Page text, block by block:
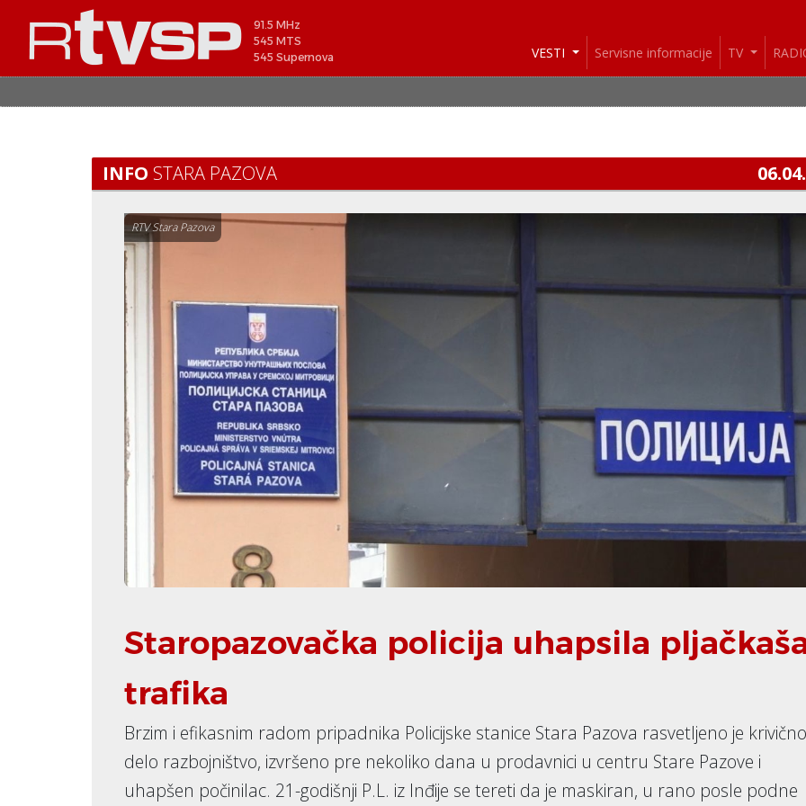
91.5 MHz
545 MTS
545 Supernova
VESTI Servisne informacije TV
INFO STARA PAZOVA
RTV Stara Pazova
Staropazovačka policija uhapsila
trafika
Brzim i efikasnim radom pripadnika Policijske stanice Stara Pazova rasvetljeno je krivično
delo razbojništvo, izvršeno pre nekoliko dana u prodavnici u centru Stare Pazove i
uhapšen počinilac. 21-godišnji P.L. iz Inđije se tereti da je maskiran, u rano posle podne